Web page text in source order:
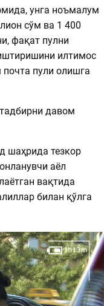
унга ноъмалум
сўм ва 1 400
фақат пулни
илтимос
почта пули олишга
давом
шаҳрида тезкор
аёл
вақтида
билан қўлга